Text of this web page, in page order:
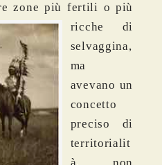
zonepiù fertili o più
ricche di
selvaggina,
ma
avevano un
concetto
preciso di
territorialit